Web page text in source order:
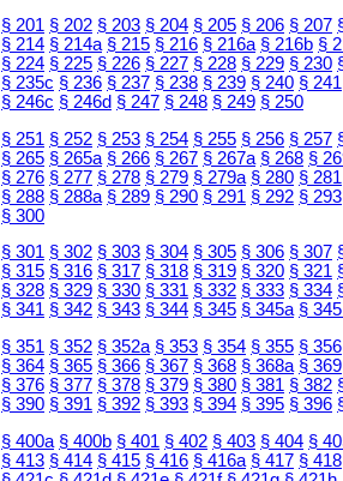
§ 201 § 202 § 203 § 204 § 205 § 206 § 207
§ 214 § 214a § 215 § 216 § 216a § 216b §
§ 224 § 225 § 226 § 227 § 228 § 229 § 230
§ 235c § 236 § 237 § 238 § 239 § 240 § 241
§ 246c § 246d § 247 § 248 § 249 § 250
§ 251 § 252 § 253 § 254 § 255 § 256 § 257
§ 265 § 265a § 266 § 267 § 267a § 268 §
§ 276 § 277 § 278 § 279 § 279a § 280 § 281
§ 288 § 288a § 289 § 290 § 291 § 292 § 293
§ 300
§ 301 § 302 § 303 § 304 § 305 § 306 § 307
§ 315 § 316 § 317 § 318 § 319 § 320 § 321
§ 328 § 329 § 330 § 331 § 332 § 333 § 334
§ 341 § 342 § 343 § 344 § 345 § 345a §
§ 351 § 352 § 352a § 353 § 354 § 355 § 356
§ 364 § 365 § 366 § 367 § 368 § 368a § 369
§ 376 § 377 § 378 § 379 § 380 § 381 § 382
§ 390 § 391 § 392 § 393 § 394 § 395 § 396
§ 400a § 400b § 401 § 402 § 403 § 404 §
§ 413 § 414 § 415 § 416 § 416a § 417 § 418